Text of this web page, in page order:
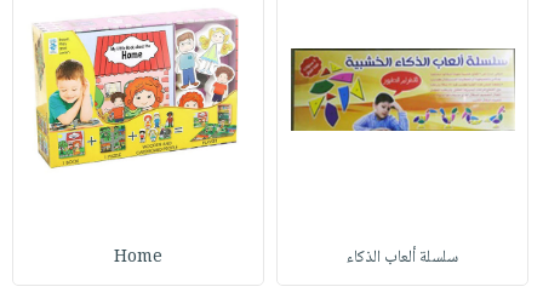
سلسلة ألعاب الذكاء Home